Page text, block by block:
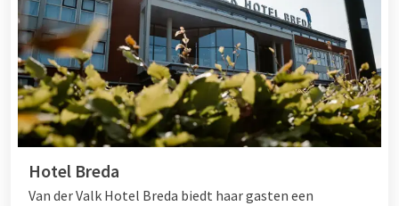
Hotel Breda
Van der Valk Hotel Breda biedt haar gasten een